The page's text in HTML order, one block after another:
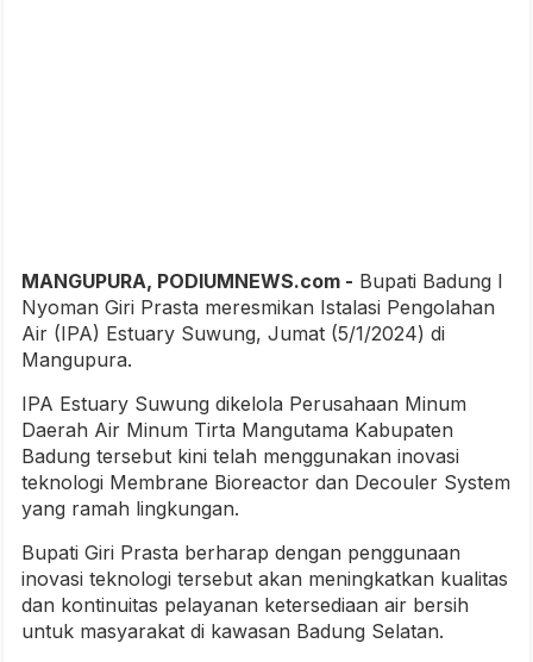
MANGUPURA, PODIUMNEWS.com - Bupati Badung I
Nyoman Giri Prasta meresmikan Istalasi Pengolahan
Air (IPA) Estuary Suwung, Jumat (5/1/2024) di
Mangupura.
IPA Estuary Suwung dikelola Perusahaan Minum
Daerah Air Minum Tirta Mangutama Kabupaten
Badung tersebut kini telah menggunakan inovasi
teknologi Membrane Bioreactor dan Decouler System
yang ramah lingkungan.
Bupati Giri Prasta berharap dengan penggunaan
inovasi teknologi tersebut akan meningkatkan kualitas
dan kontinuitas pelayanan ketersediaan air bersih
untuk masyarakat di kawasan Badung Selatan.